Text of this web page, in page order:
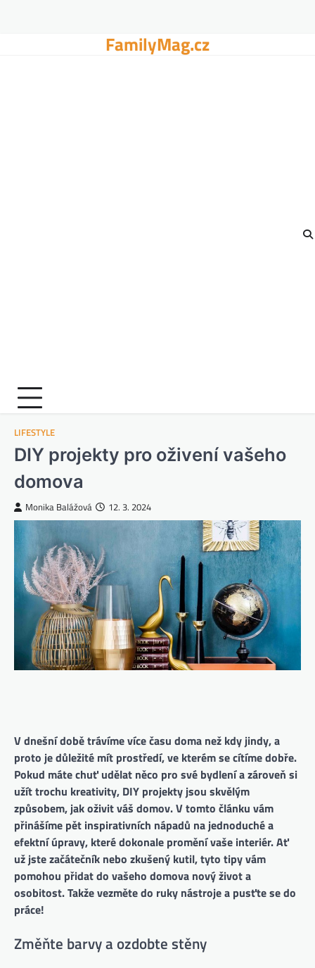
FamilyMag.cz
LIFESTYLE
DIY projekty pro oživení vašeho
domova
Monika Balážová 12. 3. 2024
V dnešní době trávíme více času doma než kdy jindy, a
proto je důležité mít prostředí, ve kterém se cítíme dobře.
Pokud máte chuť udělat něco pro své bydlení a zároveň si
užít trochu kreativity, DIY projekty jsou skvělým
způsobem, jak oživit váš domov. V tomto článku vám
přinášíme pět inspirativních nápadů na jednoduché a
efektní úpravy, které dokonale promění vaše interiér. Ať
už jste začátečník nebo zkušený kutil, tyto tipy vám
pomohou přidat do vašeho domova nový život a
osobitost. Takže vezměte do ruky nástroje a pusťte se do
práce!
Změňte barvy a ozdobte stěny